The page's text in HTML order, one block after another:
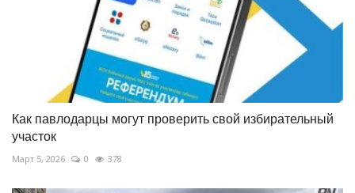
Как павлодарцы могут проверить свой избирательный
участок
Март 5, 2026 0 378